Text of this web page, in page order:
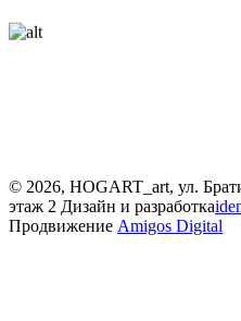
© 2026, HOGART_art, ул.
этаж 2 Дизайн и разработка
Продвижение Amigos Digital